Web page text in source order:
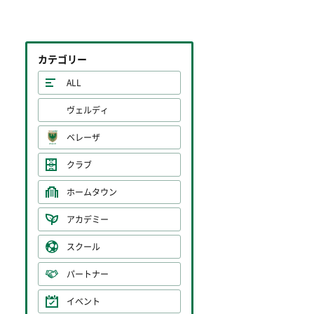
カテゴリー
ALL
ヴェルディ
ベレーザ
クラブ
ホームタウン
アカデミー
スクール
パートナー
イベント